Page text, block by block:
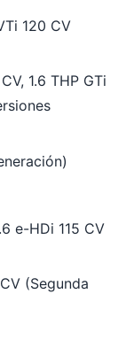
120 CV
1.6 THP GTi
e-HDi 115 CV
(Segunda